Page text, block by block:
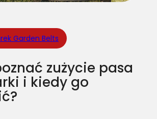
Garden Belts
zużycie pasa
i kiedy go